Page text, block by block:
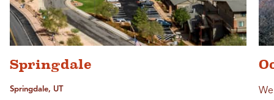
Springdale
Springdale, UT